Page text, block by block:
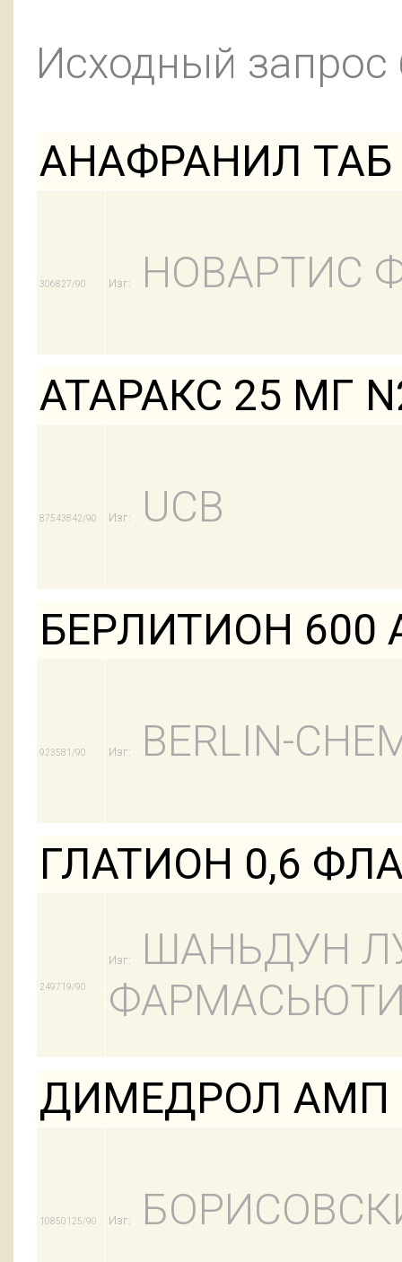
Исходный
АНАФРАНИЛ ТАБ
306827/90 Изг: НОВАРТИС
АТАРАКС 25 МГ
87543842/90 Изг: UCB
БЕРЛИТИОН 600
923581/90 Изг: BERLIN-
ГЛАТИОН 0,6
249719/90
Изг:
ШАНЬДУН
ДИМЕДРОЛ АМП
10850125/90 Изг: